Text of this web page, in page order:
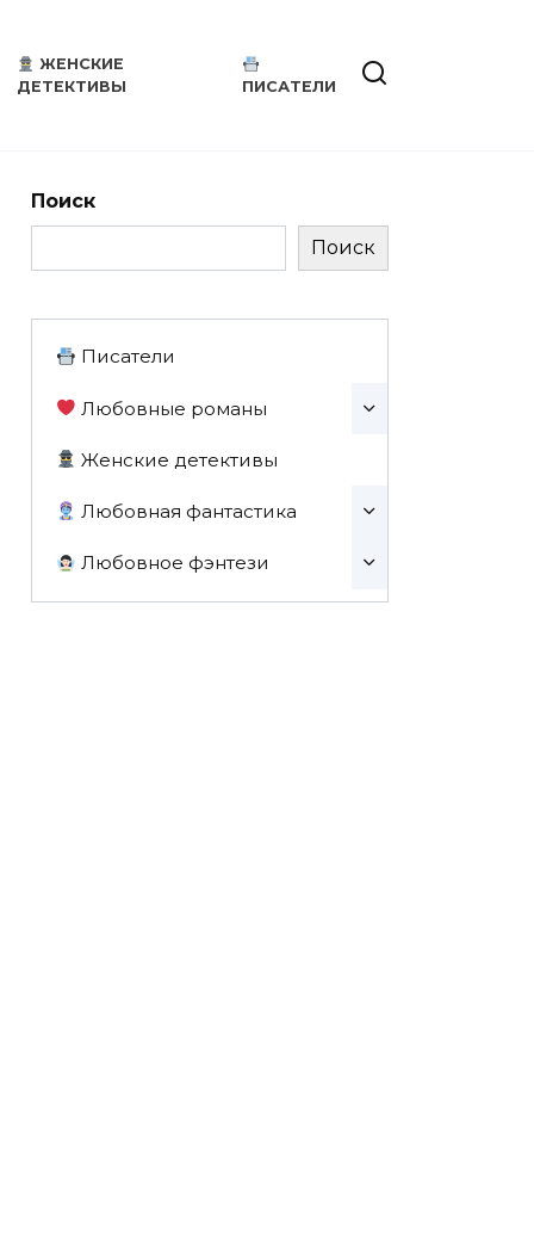
ЖЕНСКИЕ
ДЕТЕКТИВЫ
ПИСАТЕЛИ
Поиск
Поиск
Писатели
Любовные романы
Женские детективы
Любовная фантастика
Любовное фэнтези